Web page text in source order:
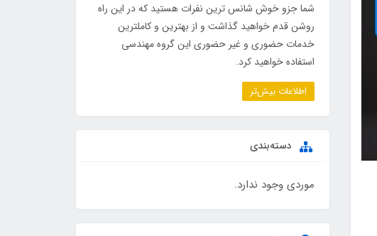
شما جزو خوش شانس ترین نفرات هستید که در این راه
روشن قدم خواهید گذاشت و از بهترین و کاملترین
خدمات حضوری و غیر حضوری این گروه مهندسی
استفاده خواهید کرد.
اطلاعات بیش‌تر
دسته‌بندی
موردی وجود ندارد.